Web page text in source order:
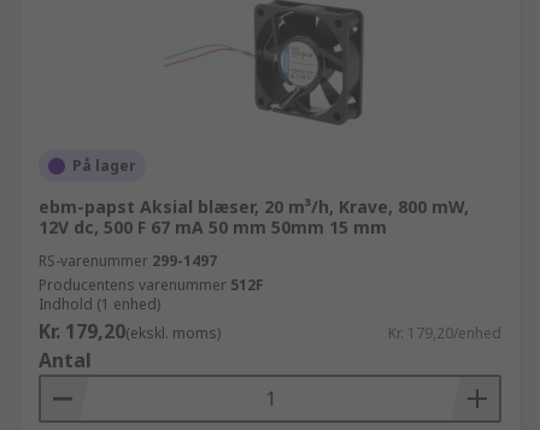
På lager
ebm-papst Aksial blæser, 20 m³/h, Krave, 800 mW,
12V dc, 500 F 67 mA 50 mm 50mm 15 mm
RS-varenummer 299-1497
Producentens varenummer 512F
Indhold (1 enhed)
Kr. 179,20(ekskl. moms) Kr. 179,20/enhed
Antal